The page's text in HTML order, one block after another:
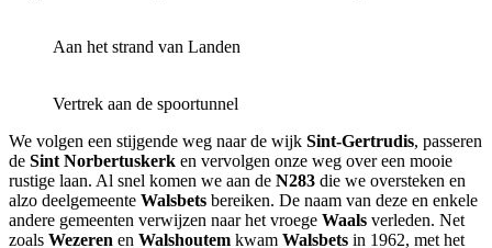
Aan het strand van Landen
Vertrek aan de spoortunnel
We volgen een stijgende weg naar de wijk Sint-Gertrudis, passeren
de Sint Norbertuskerk en vervolgen onze weg over een mooie
rustige laan. Al snel komen we aan de N283 die we oversteken en
alzo deelgemeente Walsbets bereiken. De naam van deze en enkele
andere gemeenten verwijzen naar het vroege Waals verleden. Net
zoals Wezeren en Walshoutem kwam Walsbets in 1962, met het